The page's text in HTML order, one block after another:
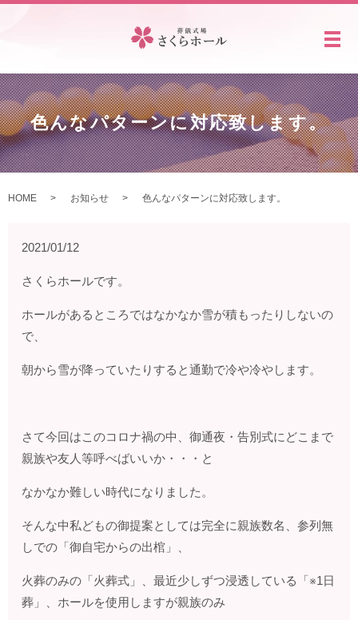
メ
色んなパターンに対応致します。
HOME お知らせ 色んなパターンに対応致します。
2021/01/12
さくらホールです。
ホールがあるところではなかなか雪が積もったりしないの
で、
朝から雪が降っていたりすると通勤で冷や冷やします。
さて今回はこのコロナ禍の中、御通夜・告別式にどこまで
親族や友人等呼べばいいか・・・と
なかなか難しい時代になりました。
そんな中私どもの御提案としては完全に親族数名、参列無
しでの「御自宅からの出棺」、
火葬のみの「火葬式」、最近少しずつ浸透している「※1日
葬」、ホールを使用しますが親族のみ